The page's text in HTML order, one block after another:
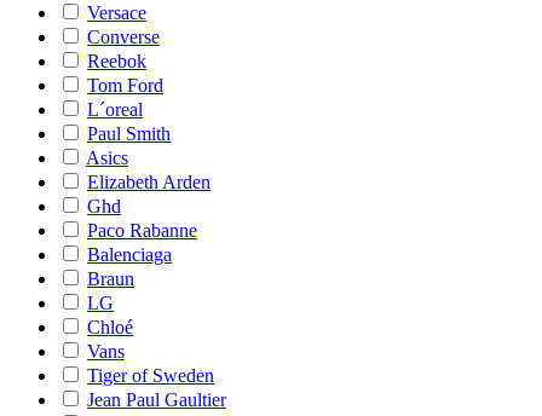
Versace
Converse
Reebok
Tom Ford
L´oreal
Paul Smith
Asics
Elizabeth Arden
Ghd
Paco Rabanne
Balenciaga
Braun
LG
Chloé
Vans
Tiger of Sweden
Jean Paul Gaultier